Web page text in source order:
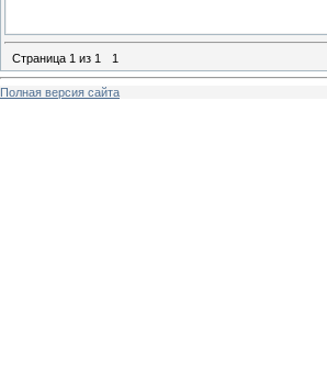
Страница 1 из 1 1
Полная версия сайта